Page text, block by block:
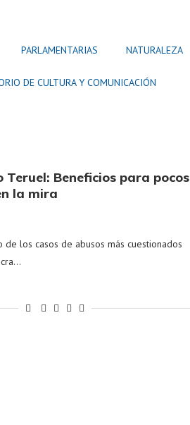
PARLAMENTARIAS NATURALEZA
DE CULTURA Y COMUNICACIÓN
Teruel: Beneficios para pocos
la mira
de los casos de abusos más cuestionados